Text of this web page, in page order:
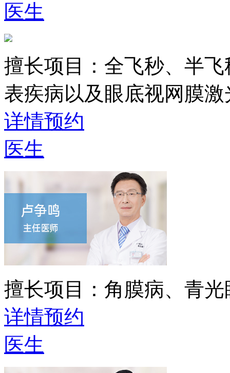
医生
擅长项目： 全飞秒、半
表疾病以及眼底视网膜激
详情预约
医生
擅长项目： 角膜病、青
详情预约
医生